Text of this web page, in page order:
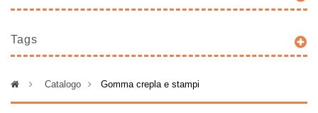
Tags
> Catalogo > Gomma crepla e stampi